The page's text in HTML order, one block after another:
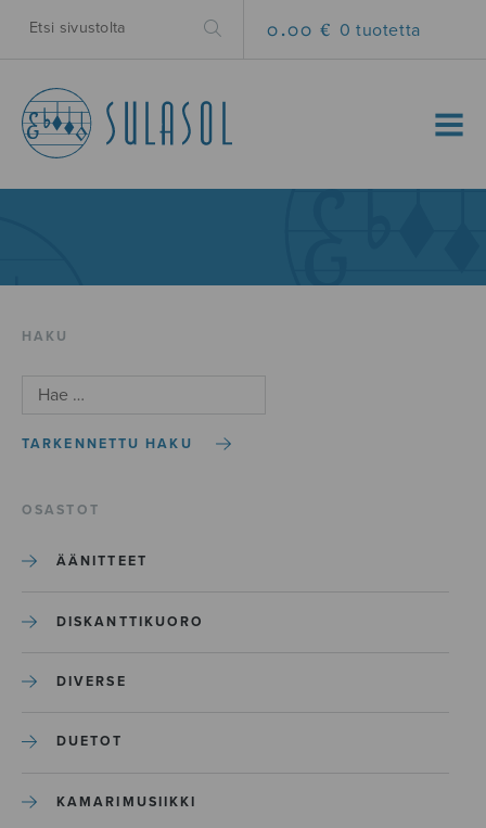
0.00 € 0 tuotetta
MENU
HAKU
TARKENNETTU HAKU
OSASTOT
ÄÄNITTEET
DISKANTTIKUORO
DIVERSE
DUETOT
KAMARIMUSIIKKI